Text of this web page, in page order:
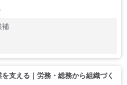
補
支える｜労務・総務から組織づく